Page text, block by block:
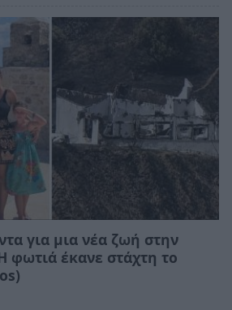
για μια νέα ζωή στην
φωτιά έκανε στάχτη το